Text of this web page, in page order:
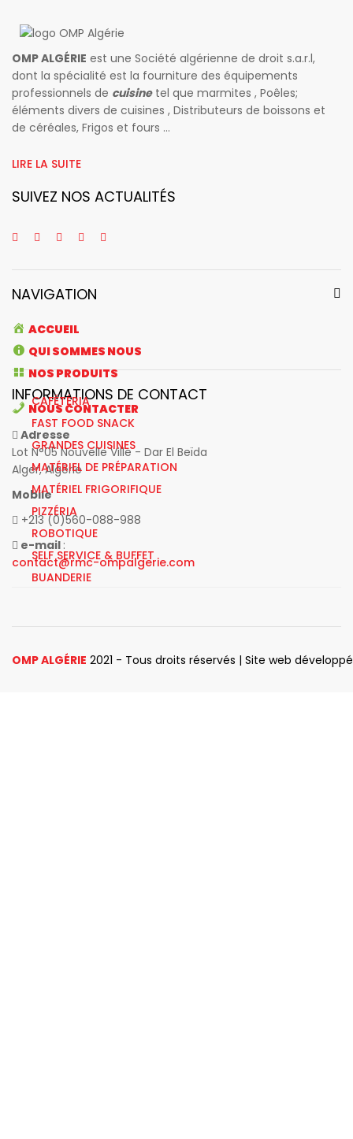
OMP ALGÉRIE est une Société algérienne de droit s.a.r.l,
dont la spécialité est la fourniture des équipements
professionnels de cuisine tel que marmites , Poêles;
éléments divers de cuisines , Distributeurs de boissons et
de céréales, Frigos et fours ...
LIRE LA SUITE
SUIVEZ NOS ACTUALITÉS
NAVIGATION
ACCUEIL
QUI SOMMES NOUS
NOS PRODUITS
CAFÉTÉRIA
FAST FOOD SNACK
GRANDES CUISINES
MATÉRIEL DE PRÉPARATION
MATÉRIEL FRIGORIFIQUE
PIZZÉRIA
ROBOTIQUE
SELF SERVICE & BUFFET
BUANDERIE
NOUS CONTACTER
INFORMATIONS DE CONTACT
Adresse
Lot N°05 Nouvelle Ville - Dar El Beïda
Alger, Algérie
Mobile
+213 (0)560-088-988
e-mail :
contact@rmc-ompalgerie.com
OMP ALGÉRIE 2021 - Tous droits réservés | Site web